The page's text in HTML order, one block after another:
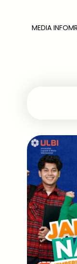
MEDIA